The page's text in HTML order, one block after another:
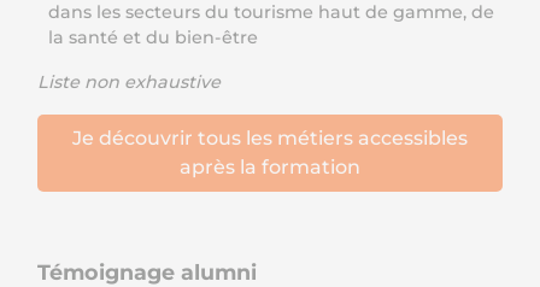
dans les secteurs du tourisme haut de gamme, de
la santé et du bien-être
Liste non exhaustive
Je découvrir tous les métiers accessibles
après la formation
Témoignage alumni